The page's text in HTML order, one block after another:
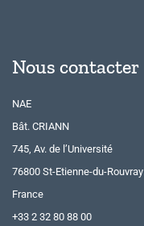
Nous contacter
NAE
Bât. CRIANN
745, Av. de l’Université
76800 St-Etienne-du-Rouvray
France
+33 2 32 80 88 00